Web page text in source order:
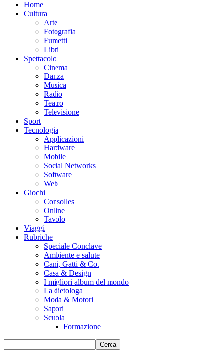
Home
Cultura
Arte
Fotografia
Fumetti
Libri
Spettacolo
Cinema
Danza
Musica
Radio
Teatro
Televisione
Sport
Tecnologia
Applicazioni
Hardware
Mobile
Social Networks
Software
Web
Giochi
Consolles
Online
Tavolo
Viaggi
Rubriche
Speciale Conclave
Ambiente e salute
Cani, Gatti & Co.
Casa & Design
I migliori album del mondo
La dietologa
Moda & Motori
Sapori
Scuola
Formazione